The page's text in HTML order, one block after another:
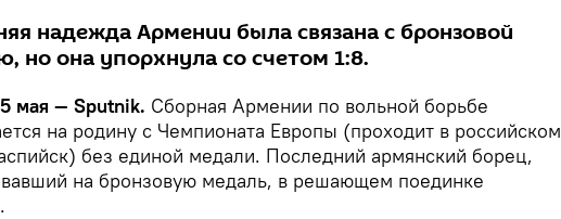
надежда Армении была связана с бронзовой
но она упорхнула со счетом 1:8.
мая — Sputnik. Сборная Армении по вольной борьбе
на родину с Чемпионата Европы (проходит в российском
без единой медали. Последний армянский борец,
на бронзовую медаль, в решающем поединке